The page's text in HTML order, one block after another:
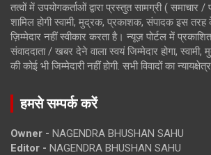
तत्वों में उपयोगकर्ताओं द्वारा प्रस्तुत सामग्री ( समाचार /
शामिल होगी स्वामी, मुद्रक, प्रकाशक, संपादक इस तरह
ज़िम्मेदार नहीं स्वीकार करता है। न्यूज़ पोर्टल में
संवाददाता / खबर देने वाला स्वयं जिम्मेदार होगा,
की कोई भी जिम्मेदारी नहीं होगी. सभी विवादों का
हमसे सम्पर्क करें
Owner - NAGENDRA BHUSHAN SAHU
Editor - NAGENDRA BHUSHAN SAHU